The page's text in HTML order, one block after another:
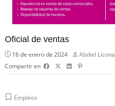
Oficial de ventas
16 de enero de 2024 Abdiel Licona
Compartir en
Empleos